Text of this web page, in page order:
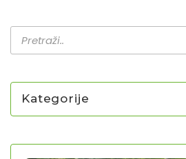
Kategorije